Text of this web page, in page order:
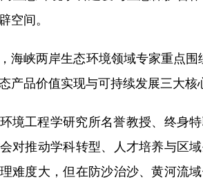
空间。
峡两岸生态环境领域专家重点围
产品价值实现与可持续发展三大核
工程学研究所名誉教授、终身特
对推动学科转型、人才培养与区
难度大，但在防沙治沙、黄河流